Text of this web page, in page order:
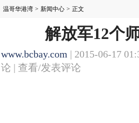
温哥华港湾 > 新闻中心 > 正文
解放军12个
www.bcbay.com | 2015-06-17
论 | 查看/发表评论